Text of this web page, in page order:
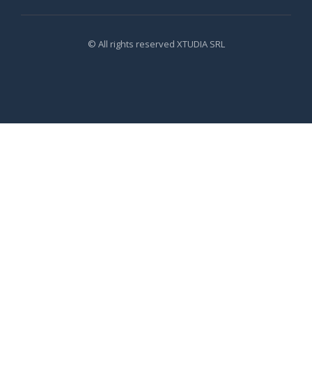
© All rights reserved XTUDIA SRL